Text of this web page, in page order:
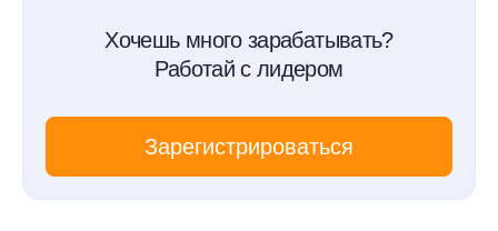
Хочешь много зарабатывать?
Работай с лидером
Зарегистрироваться